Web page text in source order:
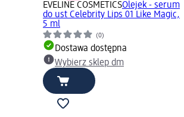
EVELINE COSMETICSOlejek - serum
do ust Celebrity Lips 01 Like Magic,
5 ml
(0)
Dostawa dostępna
Wybierz sklep dm